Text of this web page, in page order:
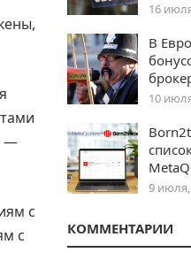
—
с
с
16
В
10
9
КОММЕНТАРИИ